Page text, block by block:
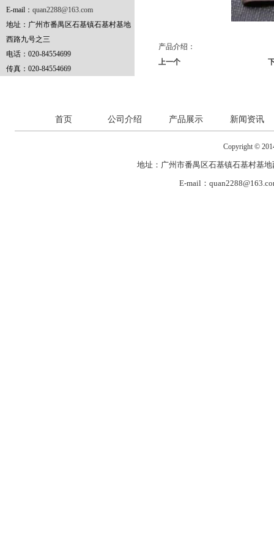
E-mail： quan2288@163.com
地址：广州市番禺区石基镇石基村基地
西路九号之三
电话：020-84554699
传真：020-84554669
产品介绍：
上一个
首页 公司介绍 产品展示 新闻资讯
Copyright ©
地址：广州市番禺区石基镇石基村基
E-mail：